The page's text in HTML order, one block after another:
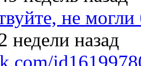
не
недели назад